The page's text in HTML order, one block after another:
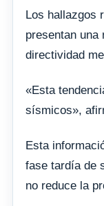
Los hallazgos
presentan una
directividad
«Esta
sísmicos»,
Esta
fase tardía de
no reduce la